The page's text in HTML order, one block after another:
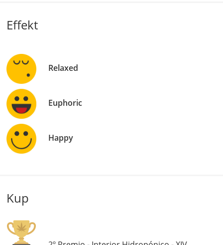
Effekt
Relaxed
Euphoric
Happy
Kup